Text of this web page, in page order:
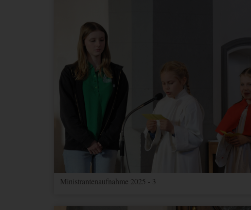
Ministrantenaufnahme 2025 - 3